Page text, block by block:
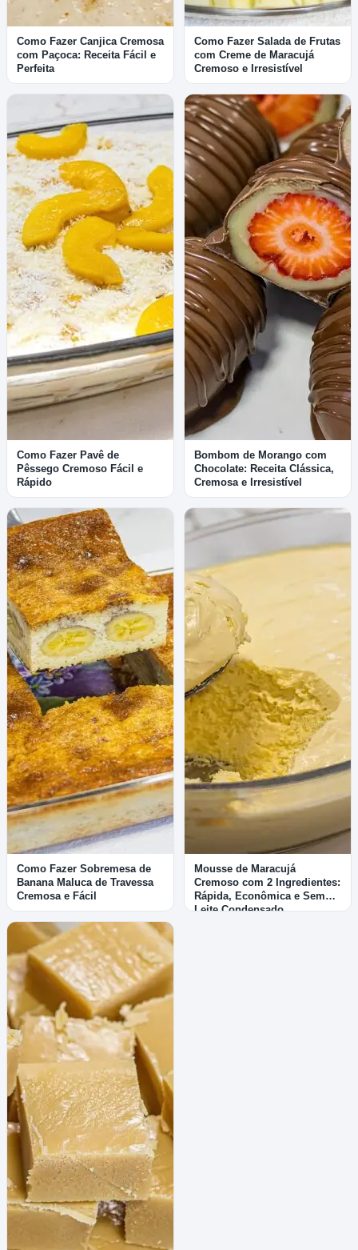
Como Fazer Canjica Cremosa
com Paçoca: Receita Fácil e
Perfeita
Como Fazer Salada de Frutas
com Creme de Maracujá
Cremoso e Irresistível
Como Fazer Pavê de
Pêssego Cremoso Fácil e
Rápido
Bombom de Morango com
Chocolate: Receita Clássica,
Cremosa e Irresistível
Como Fazer Sobremesa de
Banana Maluca de Travessa
Cremosa e Fácil
Mousse de Maracujá
Cremoso com 2 Ingredientes:
Rápida, Econômica e Sem
Leite Condensado